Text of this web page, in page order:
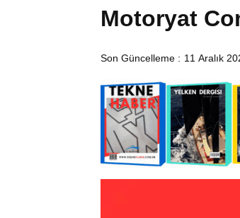
Motoryat
Son Güncelleme : 11 Aralık